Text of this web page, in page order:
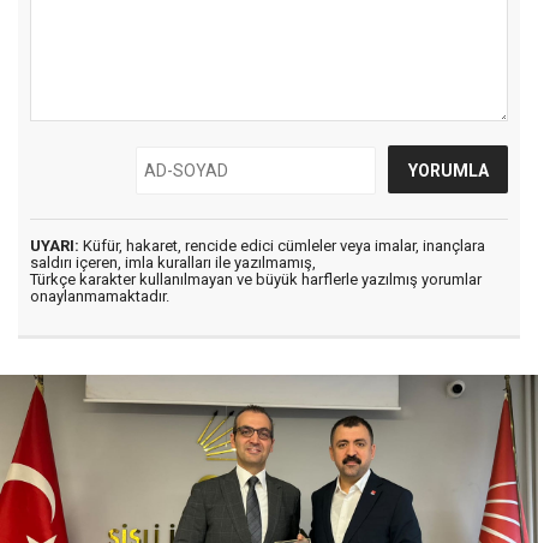
UYARI: Küfür, hakaret, rencide edici cümleler veya imalar, inançlara
saldırı içeren, imla kuralları ile yazılmamış,
Türkçe karakter kullanılmayan ve büyük harflerle yazılmış yorumlar
onaylanmamaktadır.